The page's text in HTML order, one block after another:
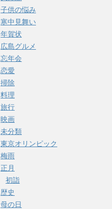
子供の悩み
寒中見舞い
年賀状
広島グルメ
忘年会
恋愛
掃除
料理
旅行
映画
未分類
東京オリンピック
梅雨
正月
初詣
歴史
母の日